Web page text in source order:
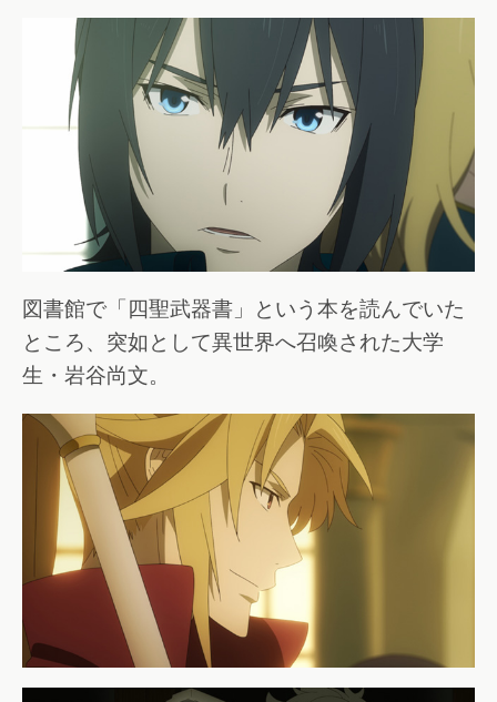
図書館で「四聖武器書」という本を読んでいた
ところ、突如として異世界へ召喚された大学
生・岩谷尚文。